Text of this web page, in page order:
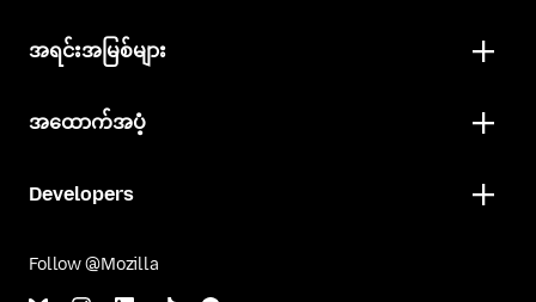
အရင်းအမြစ်များ
အထောက်အပံ့
Developers
Follow @Mozilla